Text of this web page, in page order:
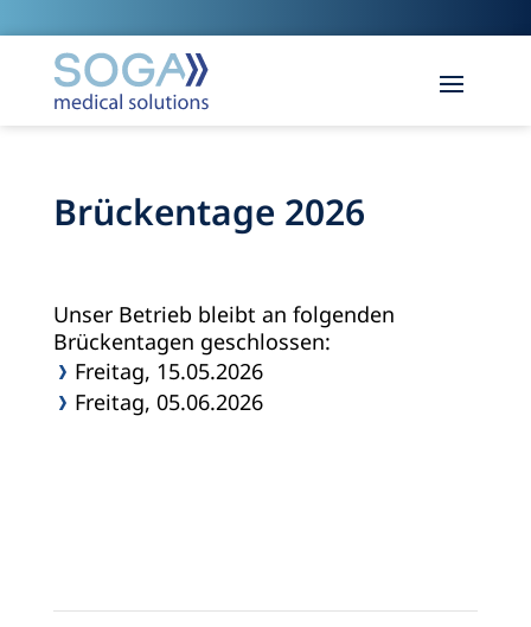
Brückentage 2026
Unser Betrieb bleibt an folgenden
Brückentagen geschlossen:
Freitag, 15.05.2026
Freitag, 05.06.2026